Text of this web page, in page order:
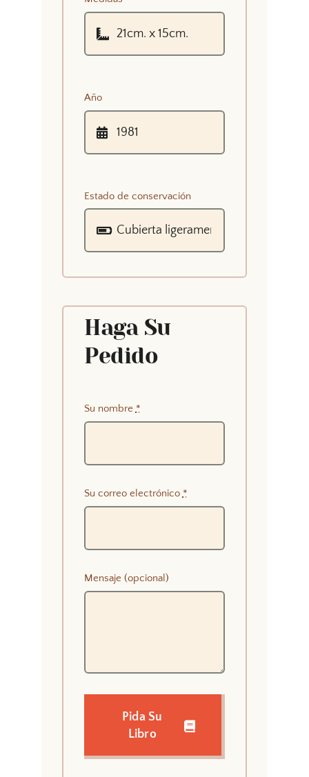
Año
Estado de conservación
Haga Su
Pedido
Su nombre *
Su correo electrónico *
Mensaje (opcional)
Pida Su
Libro